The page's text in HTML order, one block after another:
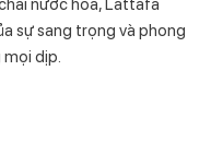
sự sang trọng và phong
dịp.